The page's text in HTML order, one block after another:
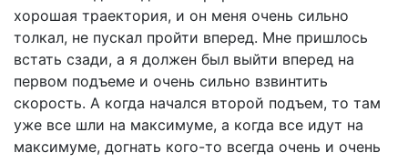
хорошая траектория, и он меня очень сильно
толкал, не пускал пройти вперед. Мне пришлось
встать сзади, а я должен был выйти вперед на
первом подъеме и очень сильно взвинтить
скорость. А когда начался второй подъем, то там
уже все шли на максимуме, а когда все идут на
максимуме, догнать кого-то всегда очень и очень